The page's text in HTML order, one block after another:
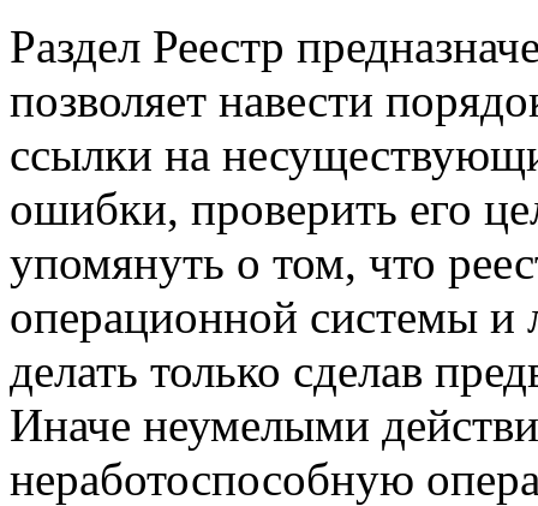
Раздел Реестр
позволяет навести
ссылки на
ошибки, проверить его
упомянуть о том, что
операционной системы
делать только сделав
Иначе неумелыми
неработоспособную